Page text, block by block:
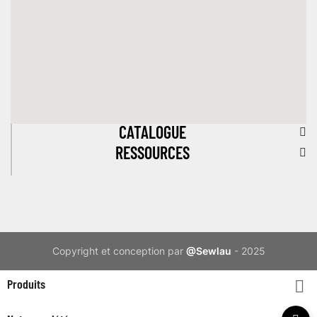
CATALOGUE
RESSOURCES
Copyright et conception par @Sewlau - 2025
Produits 